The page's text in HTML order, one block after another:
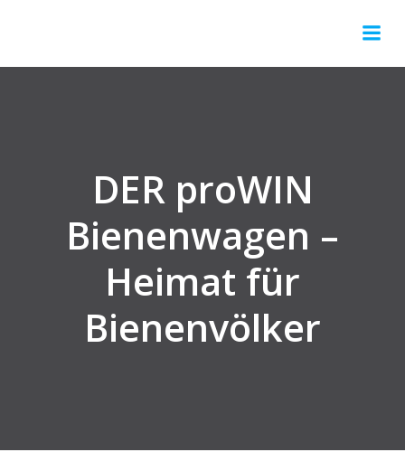
DER proWIN
Bienenwagen –
Heimat für
Bienenvölker